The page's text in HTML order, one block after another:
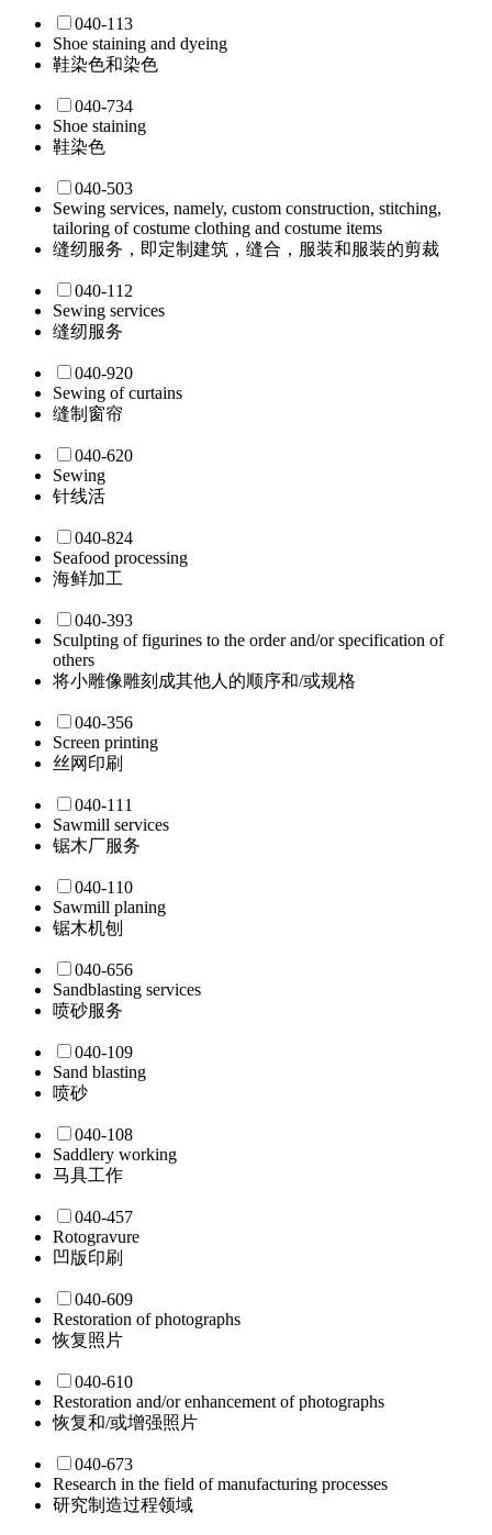
040-113
Shoe staining and dyeing
鞋染色和染色
040-734
Shoe staining
鞋染色
040-503
Sewing services, namely, custom construction, stitching,
tailoring of costume clothing and costume items
缝纫服务，即定制建筑，缝合，服装和服装的剪裁
040-112
Sewing services
缝纫服务
040-920
Sewing of curtains
缝制窗帘
040-620
Sewing
针线活
040-824
Seafood processing
海鲜加工
040-393
Sculpting of figurines to the order and/or specification of
others
将小雕像雕刻成其他人的顺序和/或规格
040-356
Screen printing
丝网印刷
040-111
Sawmill services
锯木厂服务
040-110
Sawmill planing
锯木机刨
040-656
Sandblasting services
喷砂服务
040-109
Sand blasting
喷砂
040-108
Saddlery working
马具工作
040-457
Rotogravure
凹版印刷
040-609
Restoration of photographs
恢复照片
040-610
Restoration and/or enhancement of photographs
恢复和/或增强照片
040-673
Research in the field of manufacturing processes
研究制造过程领域